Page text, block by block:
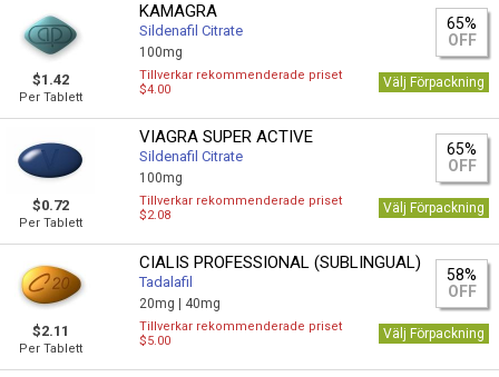
$1.42
Per Tablett
KAMAGRA
Sildenafil Citrate
100mg
65%
OFF
Tillverkar rekommenderade priset
$4.00
Välj Förpackning
$0.72
Per Tablett
VIAGRA SUPER ACTIVE
Sildenafil Citrate
100mg
65%
OFF
Tillverkar rekommenderade priset
$2.08
Välj Förpackning
$2.11
Per Tablett
CIALIS PROFESSIONAL (SUBLINGUAL)
Tadalafil
20mg | 40mg
58%
OFF
Tillverkar rekommenderade priset
$5.00
Välj Förpackning